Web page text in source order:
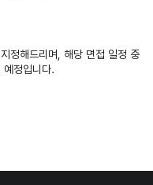
정해드리며, 해당 면접 일정 중
정입니다.